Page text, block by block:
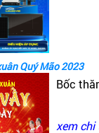
Quý Mão 2023
Bốc
xem chi